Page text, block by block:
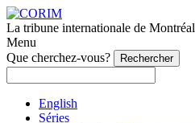
La tribune internationale de Montréal
Menu
Que cherchez-vous?
English
Séries